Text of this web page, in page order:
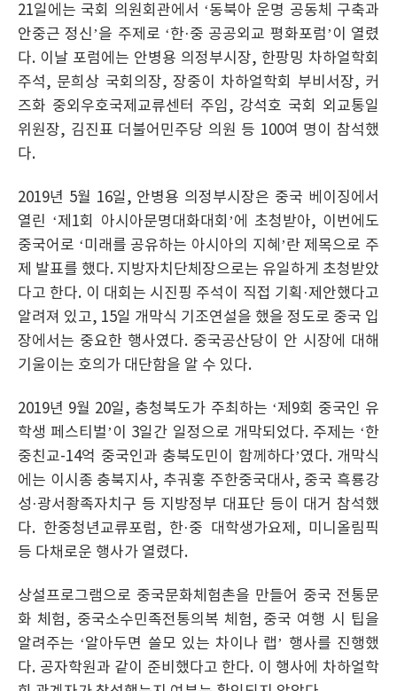
21일에는 국회 의원회관에서 ‘동북아 운명 공동체 구축과
안중근 정신’을 주제로 ‘한·중 공공외교 평화포럼’이 열렸
다. 이날 포럼에는 안병용 의정부시장, 한팡밍 차하얼학회
주석, 문희상 국회의장, 장중이 차하얼학회 부비서장, 커
즈화 중외우호국제교류센터 주임, 강석호 국회 외교통일
위원장, 김진표 더불어민주당 의원 등 100여 명이 참석했
다.
2019년 5월 16일, 안병용 의정부시장은 중국 베이징에서
열린 ‘제1회 아시아문명대화대회’에 초청받아, 이번에도
중국어로 ‘미래를 공유하는 아시아의 지혜’란 제목으로 주
제 발표를 했다. 지방자치단체장으로는 유일하게 초청받았
다고 한다. 이 대회는 시진핑 주석이 직접 기획·제안했다고
알려져 있고, 15일 개막식 기조연설을 했을 정도로 중국 입
장에서는 중요한 행사였다. 중국공산당이 안 시장에 대해
기울이는 호의가 대단함을 알 수 있다.
2019년 9월 20일, 충청북도가 주최하는 ‘제9회 중국인 유
학생 페스티벌’이 3일간 일정으로 개막되었다. 주제는 ‘한
중친교-14억 중국인과 충북도민이 함께하다’였다. 개막식
에는 이시종 충북지사, 추궈훙 주한중국대사, 중국 흑룡강
성·광서좡족자치구 등 지방정부 대표단 등이 대거 참석했
다. 한중청년교류포럼, 한·중 대학생가요제, 미니올림픽
등 다채로운 행사가 열렸다.
상설프로그램으로 중국문화체험촌을 만들어 중국 전통문
화 체험, 중국소수민족전통의복 체험, 중국 여행 시 팁을
알려주는 ‘알아두면 쓸모 있는 차이나 랩’ 행사를 진행했
다. 공자학원과 같이 준비했다고 한다. 이 행사에 차하얼학